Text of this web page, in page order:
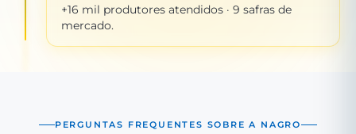
+16 mil produtores atendidos · 9 safras de
mercado.
PERGUNTAS FREQUENTES SOBRE A NAGRO